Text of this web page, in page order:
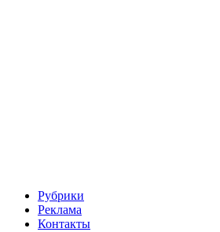
Рубрики
Реклама
Контакты